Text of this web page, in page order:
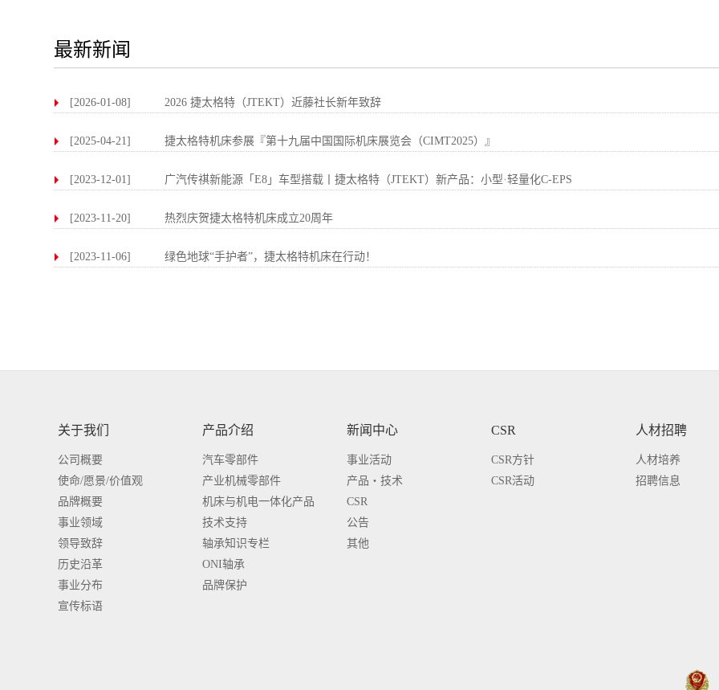
最新新闻
[2026-01-08] 2026 捷太格特（JTEKT）近藤社长新年致辞
[2025-04-21] 捷太格特机床参展『第十九届中国国际机床展览会（CIMT2025）』
[2023-12-01] 广汽传祺新能源「E8」车型搭载丨捷太格特（JTEKT）新产品：小型·轻量化C-EPS
[2023-11-20] 热烈庆贺捷太格特机床成立20周年
[2023-11-06] 绿色地球“手护者”，捷太格特机床在行动！
关于我们
公司概要
使命/愿景/价值观
品牌概要
事业领域
领导致辞
历史沿革
事业分布
宣传标语
产品介绍
汽车零部件
产业机械零部件
机床与机电一体化产品
技术支持
轴承知识专栏
ONI轴承
品牌保护
新闻中心
事业活动
产品・技术
CSR
公告
其他
CSR
CSR方针
CSR活动
人材招聘
人材培养
招聘信息